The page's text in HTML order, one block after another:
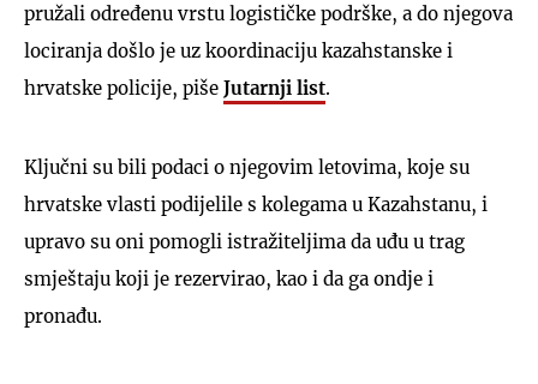
pružali određenu vrstu logističke podrške, a do njegova
lociranja došlo je uz koordinaciju kazahstanske i
hrvatske policije, piše Jutarnji list.
Ključni su bili podaci o njegovim letovima, koje su
hrvatske vlasti podijelile s kolegama u Kazahstanu, i
upravo su oni pomogli istražiteljima da uđu u trag
smještaju koji je rezervirao, kao i da ga ondje i
pronađu.